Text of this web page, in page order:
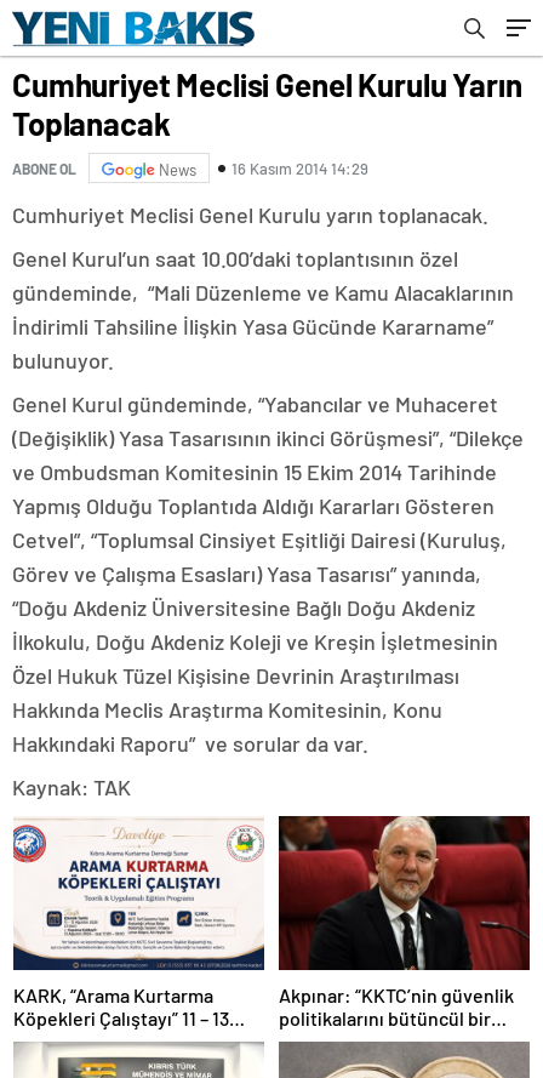
Cumhuriyet Meclisi Genel Kurulu Yarın
Toplanacak
ABONE OL News 16 Kasım 2014 14:29
Cumhuriyet Meclisi Genel Kurulu yarın toplanacak.
Genel Kurul’un saat 10.00’daki toplantısının özel
gündeminde, “Mali Düzenleme ve Kamu Alacaklarının
İndirimli Tahsiline İlişkin Yasa Gücünde Kararname”
bulunuyor.
Genel Kurul gündeminde, “Yabancılar ve Muhaceret
(Değişiklik) Yasa Tasarısının ikinci Görüşmesi”, “Dilekçe
ve Ombudsman Komitesinin 15 Ekim 2014 Tarihinde
Yapmış Olduğu Toplantıda Aldığı Kararları Gösteren
Cetvel”, “Toplumsal Cinsiyet Eşitliği Dairesi (Kuruluş,
Görev ve Çalışma Esasları) Yasa Tasarısı” yanında,
“Doğu Akdeniz Üniversitesine Bağlı Doğu Akdeniz
İlkokulu, Doğu Akdeniz Koleji ve Kreşin İşletmesinin
Özel Hukuk Tüzel Kişisine Devrinin Araştırılması
Hakkında Meclis Araştırma Komitesinin, Konu
Hakkındaki Raporu” ve sorular da var.
Kaynak: TAK
KARK, “Arama Kurtarma
Köpekleri Çalıştayı” 11 – 13
Ağustos arası yapılacak
Akpınar: “KKTC’nin güvenlik
politikalarını bütüncül bir
yaklaşımla yeniden
değerlendirmesi gerekiyor”